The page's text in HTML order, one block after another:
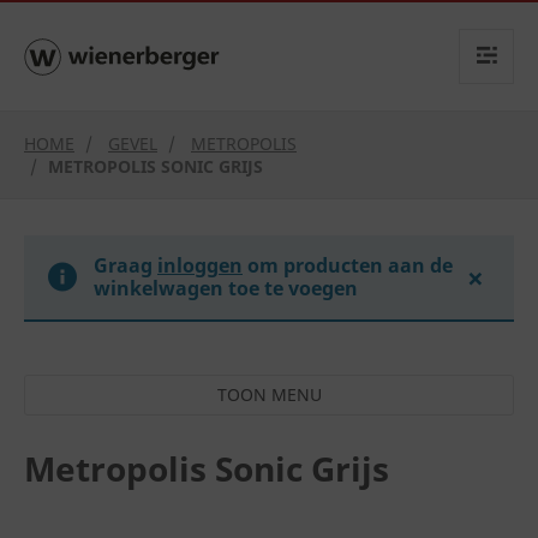
text.skipToContent
text.skipToNavigation
HOME GEVEL
METROPOLIS
METROPOLIS SONIC GRIJS
Graag inloggen om producten aan de
winkelwagen toe te voegen
×
Metropolis Sonic Grijs